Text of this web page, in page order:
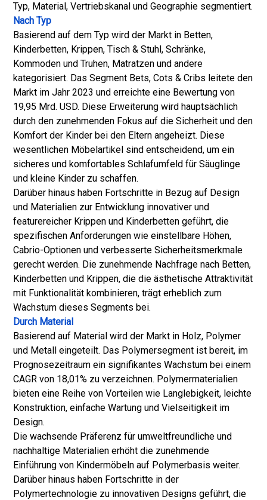
Typ, Material, Vertriebskanal und Geographie segmentiert.
Nach Typ
Basierend auf dem Typ wird der Markt in Betten,
Kinderbetten, Krippen, Tisch & Stuhl, Schränke,
Kommoden und Truhen, Matratzen und andere
kategorisiert. Das Segment Bets, Cots & Cribs leitete den
Markt im Jahr 2023 und erreichte eine Bewertung von
19,95 Mrd. USD. Diese Erweiterung wird hauptsächlich
durch den zunehmenden Fokus auf die Sicherheit und den
Komfort der Kinder bei den Eltern angeheizt. Diese
wesentlichen Möbelartikel sind entscheidend, um ein
sicheres und komfortables Schlafumfeld für Säuglinge
und kleine Kinder zu schaffen.
Darüber hinaus haben Fortschritte in Bezug auf Design
und Materialien zur Entwicklung innovativer und
featurereicher Krippen und Kinderbetten geführt, die
spezifischen Anforderungen wie einstellbare Höhen,
Cabrio-Optionen und verbesserte Sicherheitsmerkmale
gerecht werden. Die zunehmende Nachfrage nach Betten,
Kinderbetten und Krippen, die die ästhetische Attraktivität
mit Funktionalität kombinieren, trägt erheblich zum
Wachstum dieses Segments bei.
Durch Material
Basierend auf Material wird der Markt in Holz, Polymer
und Metall eingeteilt. Das Polymersegment ist bereit, im
Prognosezeitraum ein signifikantes Wachstum bei einem
CAGR von 18,01% zu verzeichnen. Polymermaterialien
bieten eine Reihe von Vorteilen wie Langlebigkeit, leichte
Konstruktion, einfache Wartung und Vielseitigkeit im
Design.
Die wachsende Präferenz für umweltfreundliche und
nachhaltige Materialien erhöht die zunehmende
Einführung von Kindermöbeln auf Polymerbasis weiter.
Darüber hinaus haben Fortschritte in der
Polymertechnologie zu innovativen Designs geführt, die